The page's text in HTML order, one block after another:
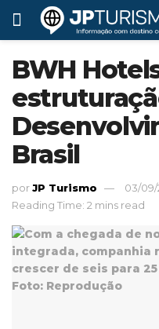
BWH
Brasil
porJP Turismo
03/09/
Reading Time: 2 mins read